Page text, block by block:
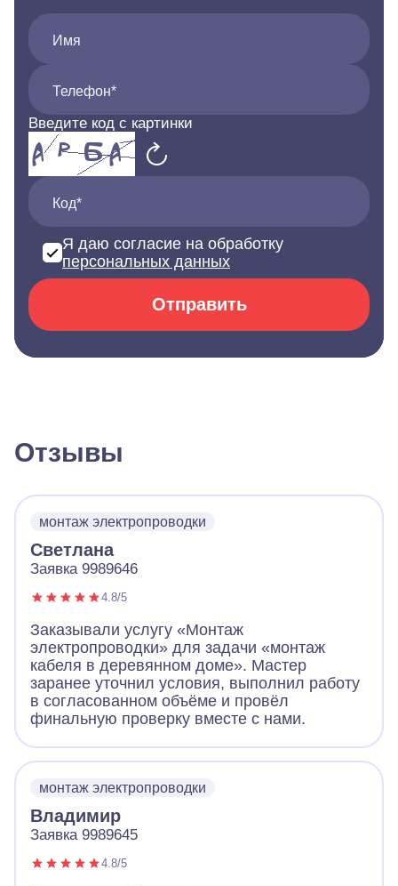
Имя
Телефон*
Введите код с картинки
Код*
Я даю согласие на обработку
персональных данных
Отправить
Отзывы
монтаж электропроводки
Светлана
Заявка 9989646
4.8/5
Заказывали услугу «Монтаж
электропроводки» для задачи «монтаж
кабеля в деревянном доме». Мастер
заранее уточнил условия, выполнил работу
в согласованном объёме и провёл
финальную проверку вместе с нами.
монтаж электропроводки
Владимир
Заявка 9989645
4.8/5